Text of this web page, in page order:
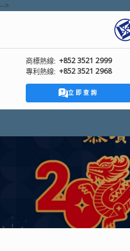
-->
商標熱線: +852 3521 2999
專利熱線: +852 3521 2968
立即查詢